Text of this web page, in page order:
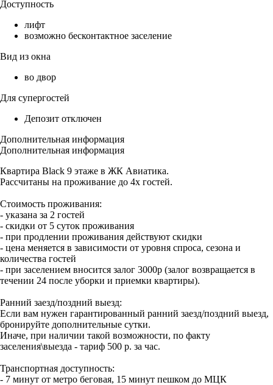
Доступность
лифт
возможно бесконтактное заселение
Вид из окна
во двор
Для супергостей
Депозит отключен
Дополнительная информация
Дополнительная информация
Квартира Black 9 этаже в ЖК Авиатика.
Рассчитаны на проживание до 4х гостей.
Стоимость проживания:
- указана за 2 гостей
- скидки от 5 суток проживания
- при продлении проживания действуют скидки
- цена меняется в зависимости от уровня спроса, сезона и
количества гостей
- при заселением вносится залог 3000р (залог возвращается в
течении 24 после уборки и приемки квартиры).
Ранний заезд/поздний выезд:
Если вам нужен гарантированный ранний заезд/поздний выезд,
бронируйте дополнительные сутки.
Иначе, при наличии такой возможности, по факту
заселения\выезда - тариф 500 р. за час.
Транспортная доступность:
- 7 минут от метро беговая, 15 минут пешком до МЦК